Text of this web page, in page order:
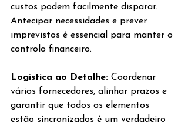
custos podem facilmente disparar.
Antecipar necessidades e prever
imprevistos é essencial para manter o
controlo financeiro.
Logística ao Detalhe: Coordenar
vários fornecedores, alinhar prazos e
garantir que todos os elementos
estão sincronizados é um verdadeiro